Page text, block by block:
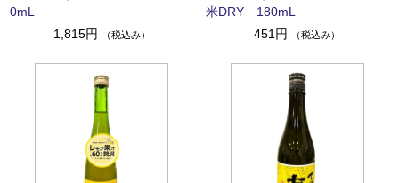
0mL
1,815円
（税込み）
米DRY 180mL
451円
（税込み）